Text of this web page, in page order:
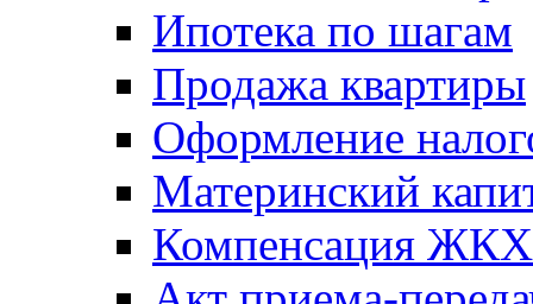
Ипотека по шагам
Продажа квартиры
Оформление
Материнский
Компенсация ЖКХ